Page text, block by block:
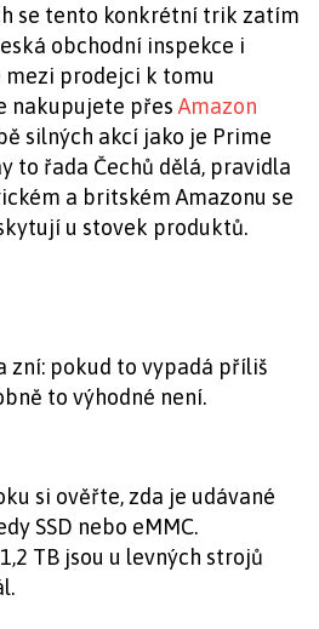
se tento konkrétní trik zatím
obchodní inspekce i
prodejci k tomu
nakupujete přes Amazon
silných akcí jako je Prime
to řada Čechů dělá, pravidla
a britském Amazonu se
u stovek produktů.
zní: pokud to vypadá příliš
to výhodné není.
si ověřte, zda je udávané
SSD nebo eMMC.
TB jsou u levných strojů